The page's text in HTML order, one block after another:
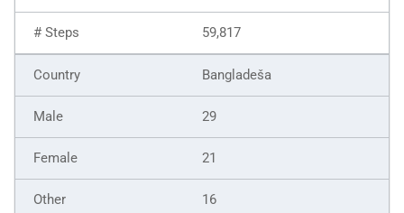
59,817
Bangladeša
29
21
16